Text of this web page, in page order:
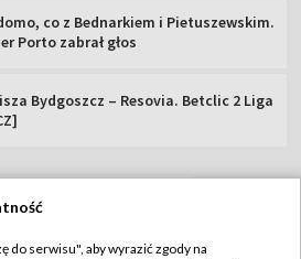
co z Bednarkiem i Pietuszewskim.
Porto zabrał głos
Bydgoszcz – Resovia. Betclic 2 Liga
do serwisu", aby wyrazić zgody na